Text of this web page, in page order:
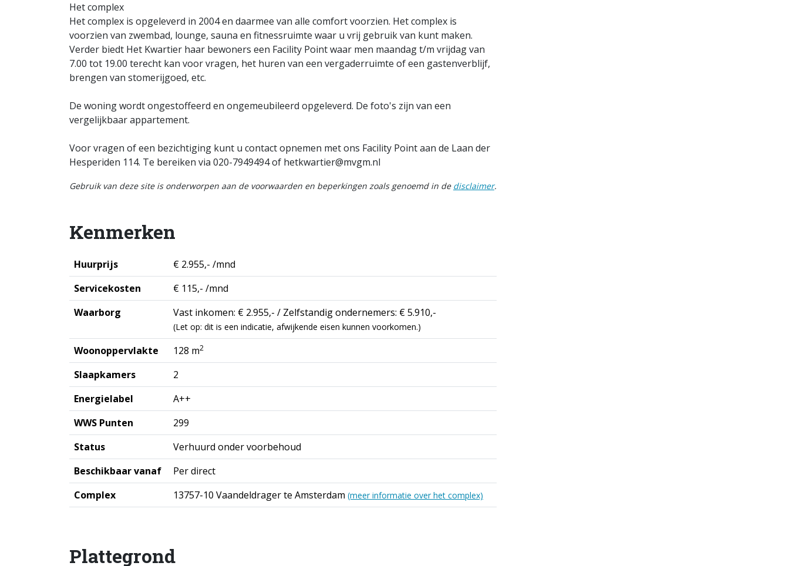
Het complex
Het complex is opgeleverd in 2004 en daarmee van alle comfort voorzien. Het complex is
voorzien van zwembad, lounge, sauna en fitnessruimte waar u vrij gebruik van kunt maken.
Verder biedt Het Kwartier haar bewoners een Facility Point waar men maandag t/m vrijdag van
7.00 tot 19.00 terecht kan voor vragen, het huren van een vergaderruimte of een gastenverblijf,
brengen van stomerijgoed, etc.
De woning wordt ongestoffeerd en ongemeubileerd opgeleverd. De foto's zijn van een
vergelijkbaar appartement.
Voor vragen of een bezichtiging kunt u contact opnemen met ons Facility Point aan de Laan der
Hesperiden 114. Te bereiken via 020-7949494 of hetkwartier@mvgm.nl
Gebruik van deze site is onderworpen aan de voorwaarden en beperkingen zoals genoemd in de disclaimer.
Kenmerken
Huurprijs
€ 2.955,- /mnd
Servicekosten
€ 115,- /mnd
Waarborg
Vast inkomen: € 2.955,- / Zelfstandig ondernemers: € 5.910,-
(Let op: dit is een indicatie, afwijkende eisen kunnen voorkomen.)
Woonoppervlakte 128 m2
Slaapkamers
2
Energielabel
A++
WWS Punten
299
Status
Verhuurd onder voorbehoud
Beschikbaar vanaf
Per direct
Complex
13757-10 Vaandeldrager te Amsterdam (meer informatie over het complex)
Plattegrond